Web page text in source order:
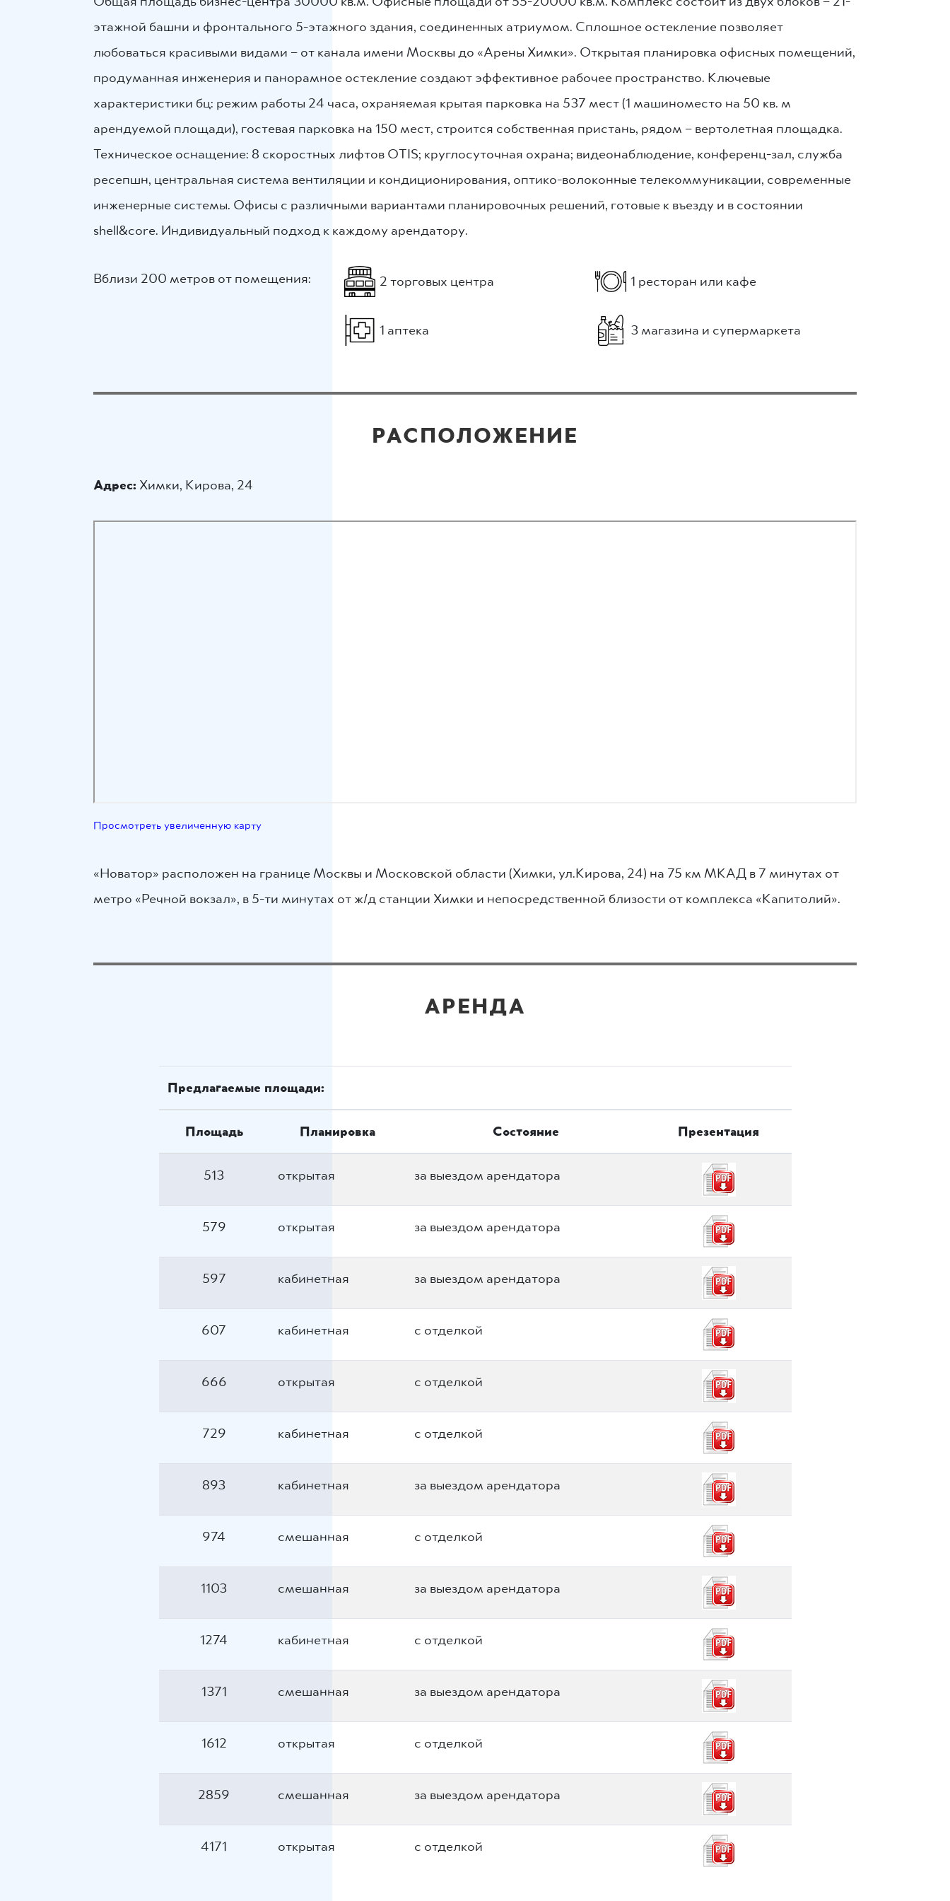
этажной башни и фронтального 5-этажного здания, соединенных атриумом. Сплошное остекление позволяет
любоваться красивыми видами – от канала имени Москвы до «Арены Химки». Открытая планировка офисных помещений,
продуманная инженерия и панорамное остекление создают эффективное рабочее пространство. Ключевые
характеристики бц: режим работы 24 часа, охраняемая крытая парковка на 537 мест (1 машиноместо на 50 кв. м
арендуемой площади), гостевая парковка на 150 мест, строится собственная пристань, рядом – вертолетная площадка.
Техническое оснащение: 8 скоростных лифтов OTIS; круглосуточная охрана; видеонаблюдение, конференц-зал, служба
ресепшн, центральная система вентиляции и кондиционирования, оптико-волоконные телекоммуникации, современные
инженерные системы. Офисы с различными вариантами планировочных решений, готовые к въезду и в состоянии
shell&core. Индивидуальный подход к каждому арендатору.
Вблизи 200 метров от помещения: 2 торговых центра 1 ресторан или кафе
1 аптека 3 магазина и супермаркета
РАСПОЛОЖЕНИЕ
Адрес: Химки, Кирова, 24
Просмотреть увеличенную карту
«Новатор» расположен на границе Москвы и Московской области (Химки, ул.Кирова, 24) на 75 км МКАД в 7 минутах от
метро «Речной вокзал», в 5-ти минутах от ж/д станции Химки и непосредственной близости от комплекса «Капитолий».
АРЕНДА
Предлагаемые площади:
Площадь Планировка Состояние Презентация
513 открытая за выездом арендатора
579 открытая за выездом арендатора
597 кабинетная за выездом арендатора
607 кабинетная с отделкой
666 открытая с отделкой
729 кабинетная с отделкой
893 кабинетная за выездом арендатора
974 смешанная с отделкой
1103 смешанная за выездом арендатора
1274 кабинетная с отделкой
1371 смешанная за выездом арендатора
1612 открытая с отделкой
2859 смешанная за выездом арендатора
4171 открытая с отделкой